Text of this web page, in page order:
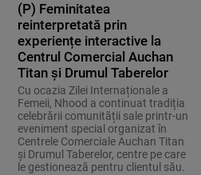
(P) Feminitatea
reinterpretată prin
experiențe interactive la
Centrul Comercial Auchan
Titan și Drumul Taberelor
Cu ocazia Zilei Internaționale a
Femeii, Nhood a continuat tradiția
celebrării comunității sale printr-un
eveniment special organizat în
Centrele Comerciale Auchan Titan
și Drumul Taberelor, centre pe care
le gestionează pentru clientul său.